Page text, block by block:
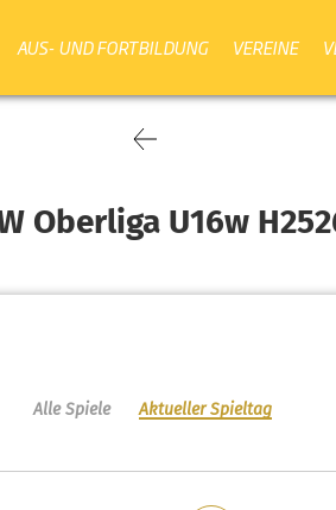
AUS- UND FORTBILDUNG VEREINE
Oberliga U16w
Alle Spiele Aktueller Spieltag